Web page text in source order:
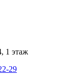
1 этаж
29